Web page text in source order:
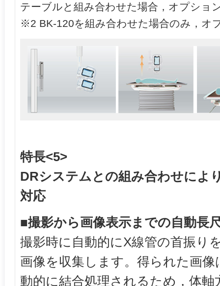
テーブルと組み合わせた場合，オプショ
※2 BK-120を組み合わせた場合のみ，オ
特長<5>
DRシステムとの組み合わせによ
対応
■撮影から画像表示までの自動長
撮影時に自動的にX線管の首振り
画像を収集します。得られた画
動的に結合処理されるため，体軸